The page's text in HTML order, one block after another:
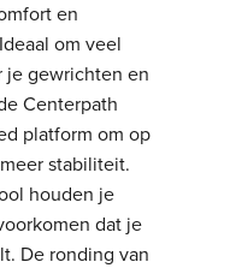
en
om veel
je gewrichten en
Centerpath
platform om op
stabiliteit.
houden je
dat je
De ronding van